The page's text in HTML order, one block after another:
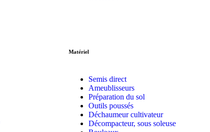
Matériel
Semis direct
Ameublisseurs
Préparation du sol
Outils poussés
Déchaumeur cultivateur
Décompacteur, sous soleuse